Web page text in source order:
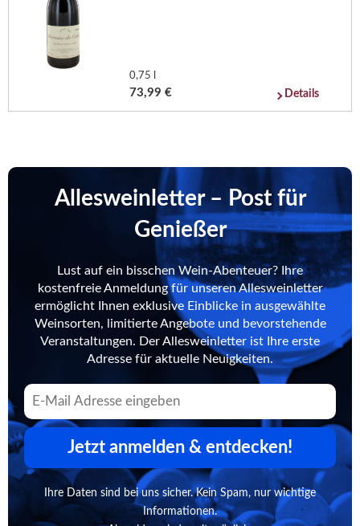
0,75 l
73,99 € Details
Allesweinletter – Post für
Genießer
Lust auf ein bisschen Wein-Abenteuer? Ihre
kostenfreie Anmeldung für unseren Allesweinletter
ermöglicht Ihnen exklusive Einblicke in ausgewählte
Weinsorten, limitierte Angebote und bevorstehende
Veranstaltungen. Der Allesweinletter ist Ihre erste
Adresse für aktuelle Neuigkeiten.
Jetzt anmelden & entdecken!
Ihre Daten sind bei uns sicher. Kein Spam, nur wichtige
Informationen.